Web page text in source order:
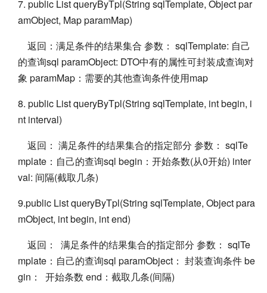
7. public List queryByTpl(String sqlTemplate, Object par
amObject, Map paramMap)
返回：满足条件的结果集合 参数： sqlTemplate: 自己
的查询sql paramObject: DTO中有的属性可封装成查询对
象 paramMap：需要的其他查询条件使用map
8. public List queryByTpl(String sqlTemplate, int begin, i
nt interval)
返回： 满足条件的结果集合的指定部分 参数： sqlTe
mplate：自己的查询sql begin：开始条数(从0开始) inter
val: 间隔(截取几条)
9.public List queryByTpl(String sqlTemplate, Object para
mObject, int begin, int end)
返回： 满足条件的结果集合的指定部分 参数： sqlTe
mplate：自己的查询sql paramObject： 封装查询条件 be
gin： 开始条数 end：截取几条(间隔)